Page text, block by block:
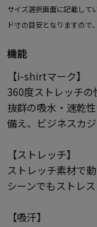
サイズ選択画面に記載して
ド寸の目安となりますので
機能
【i-shirtマーク】
360度ストレッチの
抜群の吸水・速乾
備え、ビジネスカ
【ストレッチ】
ストレッチ素材で
シーンでもストレ
【吸汗】